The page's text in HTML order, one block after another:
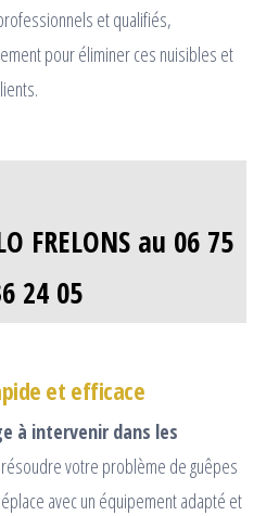
et qualifiés,
pour éliminer ces nuisibles et
FRELONS au 06 75
24 05
et efficace
à intervenir dans les
votre problème de guêpes
avec un équipement adapté et